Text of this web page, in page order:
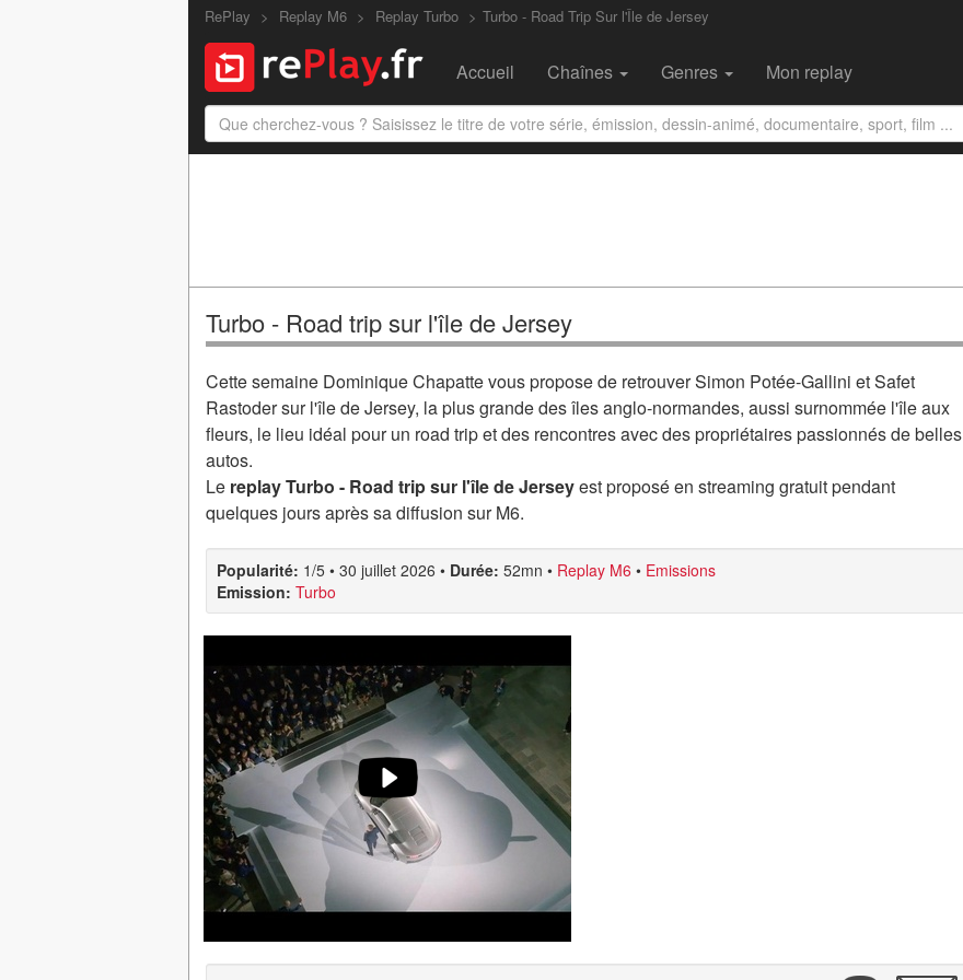
RePlay Replay M6 Replay Turbo Turbo - Road Trip Sur l'Île de Jersey
Accueil Chaînes Genres Mon replay
Turbo - Road trip sur l'île de Jersey
Cette semaine Dominique Chapatte vous propose de retrouver Simon Potée-Gallini et Safet
Rastoder sur l'île de Jersey, la plus grande des îles anglo-normandes, aussi surnommée l'île aux
fleurs, le lieu idéal pour un road trip et des rencontres avec des propriétaires passionnés de belles
autos.
Le replay Turbo - Road trip sur l'île de Jerseyest proposé en streaming gratuit pendant
quelques jours après sa diffusion sur M6.
Popularité: 1/5 • 30 juillet 2026 • Durée: 52mn • Replay M6 • Emissions
Emission: Turbo